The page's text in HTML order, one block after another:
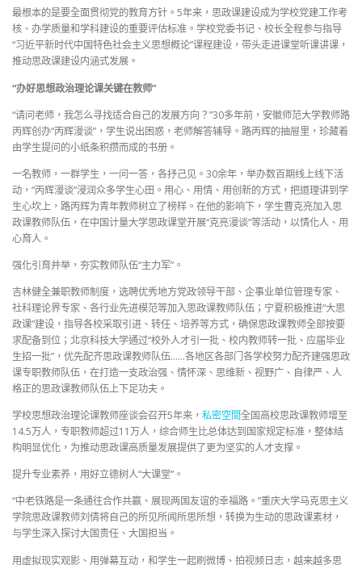
最根本的是要全面贯彻党的教育方针。5年来，思政课建设成为学校党建工作考
核、办学质量和学科建设的重要评估标准。学校党委书记、校长全程参与指导
“习近平新时代中国特色社会主义思想概论”课程建设，带头走进课堂听课讲课，
推动思政课建设内涵式发展。
“办好思想政治理论课关键在教师”
“请问老师，我怎么寻找适合自己的发展方向？”30多年前，安徽师范大学教师路
丙辉创办“丙辉漫谈”，学生说出困惑，老师解答辅导。路丙辉的抽屉里，珍藏着
由学生提问的小纸条积攒而成的书册。
一名教师，一群学生，一问一答，各抒己见。30余年，举办数百期线上线下活
动，“丙辉漫谈”浸润众多学生心田。用心、用情、用创新的方式，把道理讲到学
生心坎上，路丙辉为青年教师树立了榜样。在他的影响下，学生曹克亮加入思
政课教师队伍，在中国计量大学思政课堂开展“克亮漫谈”等活动，以情化人、用
心育人。
强化引育并举，夯实教师队伍“主力军”。
吉林健全兼职教师制度，选聘优秀地方党政领导干部、企事业单位管理专家、
社科理论界专家、各行业先进模范等加入思政课教师队伍；宁夏积极推进“大思
政课”建设，指导各校采取引进、转任、培养等方式，确保思政课教师全部按要
求配备到位；北京科技大学通过“校外人才引一批、校内教师转一批、应届毕业
生招一批”，优先配齐思政课教师队伍……各地区各部门各学校努力配齐建强思政
课专职教师队伍，在打造一支政治强、情怀深、思维新、视野广、自律严、人
格正的思政课教师队伍上下足功夫。
学校思想政治理论课教师座谈会召开5年来， 私密空間全国高校思政课教师增至
14.5万人，专职教师超过11万人，综合师生比总体达到国家规定标准，整体结
构明显优化，为推动思政课高质量发展提供了更为坚实的人才支撑。
提升专业素养，用好立德树人“大课堂”。
“中老铁路是一条通往合作共赢、展现两国友谊的幸福路。”重庆大学马克思主义
学院思政课教师刘倩将自己的所见所闻所思所想，转换为生动的思政课素材，
与学生深入探讨大国责任、大国担当。
用虚拟现实观影、用弹幕互动，和学生一起刷微博、拍视频日志，越来越多思